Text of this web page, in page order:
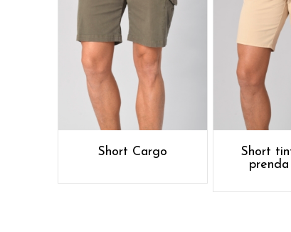
Short Cargo
Short